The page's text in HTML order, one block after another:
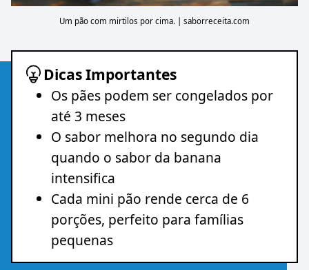
Um pão com mirtilos por cima. | saborreceita.com
Dicas Importantes
Os pães podem ser congelados por
até 3 meses
O sabor melhora no segundo dia
quando o sabor da banana
intensifica
Cada mini pão rende cerca de 6
porções, perfeito para famílias
pequenas